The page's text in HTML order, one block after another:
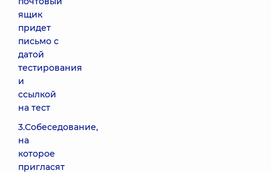
ящик
придет
письмо с
датой
тестирования
и
ссылкой
на тест
3.Собеседование,
на
которое
пригласят